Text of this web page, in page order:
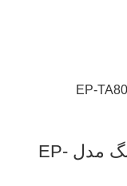
شارژر دیواری 25 وات سامسونگ مدل EP-